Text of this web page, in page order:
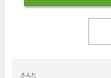
さんた